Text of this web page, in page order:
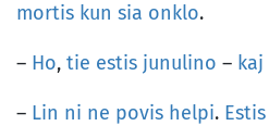
mortis kun sia onklo.
– Ho, tie estis junulino – kaj
– Lin ni ne povis helpi. Estis